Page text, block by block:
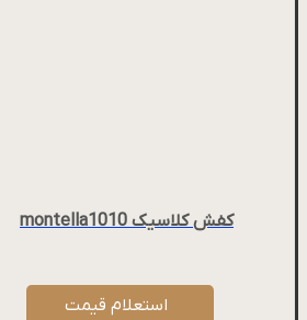
کفش کلاسیک montella1010
استعلام قیمت